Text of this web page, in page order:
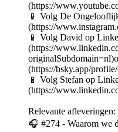
(https://
📱 Volg De
(https://
📱 Volg David op
(https://
(https://bsky.app/
📱 Volg Stefan op
(https://
Relevante afleveringen:
🎧 #274 - Waarom we